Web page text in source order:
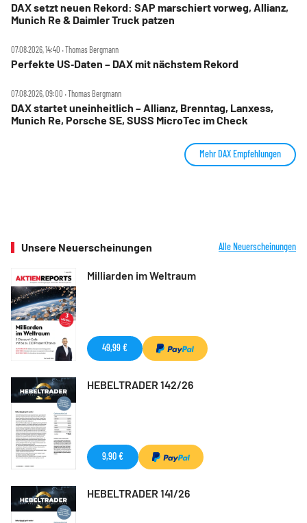
DAX setzt neuen Rekord: SAP marschiert vorweg, Allianz,
Munich Re & Daimler Truck patzen
07.08.2026, 14:40 ‧ Thomas Bergmann
Perfekte US‑Daten – DAX mit nächstem Rekord
07.08.2026, 09:00 ‧ Thomas Bergmann
DAX startet uneinheitlich – Allianz, Brenntag, Lanxess,
Munich Re, Porsche SE, SUSS MicroTec im Check
Mehr DAX Empfehlungen
Unsere Neuerscheinungen Alle Neuerscheinungen
Milliarden im Weltraum
49,99 €
HEBELTRADER 142/26
9,90 €
HEBELTRADER 141/26